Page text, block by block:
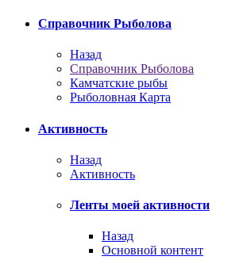
Справочник Рыболова
Назад
Справочник Рыболова
Камчатские рыбы
Рыболовная Карта
Активность
Назад
Активность
Ленты моей активности
Назад
Основной контент